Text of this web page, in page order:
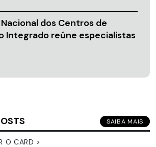
dos Centros de
Integrado reúne especialistas
SAIBA MAIS
O CARD >